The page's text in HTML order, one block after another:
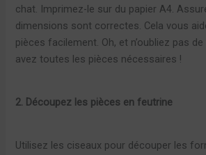
chat. Imprimez-le sur du papier A4.
dimensions sont correctes. Cela vous
pièces facilement. Oh, et n’oubliez pas
avez toutes les pièces nécessaires !
2. Découpez les pièces en feutrine
Utilisez les ciseaux pour découper les